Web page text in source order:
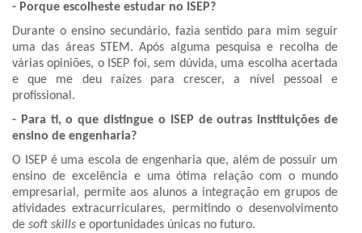
- Porque escolheste estudar no ISEP?
Durante o ensino secundário, fazia sentido para mim seguir
uma das áreas STEM. Após alguma pesquisa e recolha de
várias opiniões, o ISEP foi, sem dúvida, uma escolha acertada
e que me deu raízes para crescer, a nível pessoal e
profissional.
- Para ti, o que distingue o ISEP de outras instituições de
ensino de engenharia?
O ISEP é uma escola de engenharia que, além de possuir um
ensino de excelência e uma ótima relação com o mundo
empresarial, permite aos alunos a integração em grupos de
atividades extracurriculares, permitindo o desenvolvimento
de soft skills e oportunidades únicas no futuro.